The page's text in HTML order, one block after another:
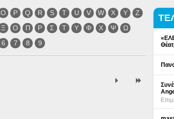
O P Q R S T U V W X Y
Z
Ξ Ο Π Ρ Σ Τ Υ Φ Χ Ψ
Ω
6 7 8 9